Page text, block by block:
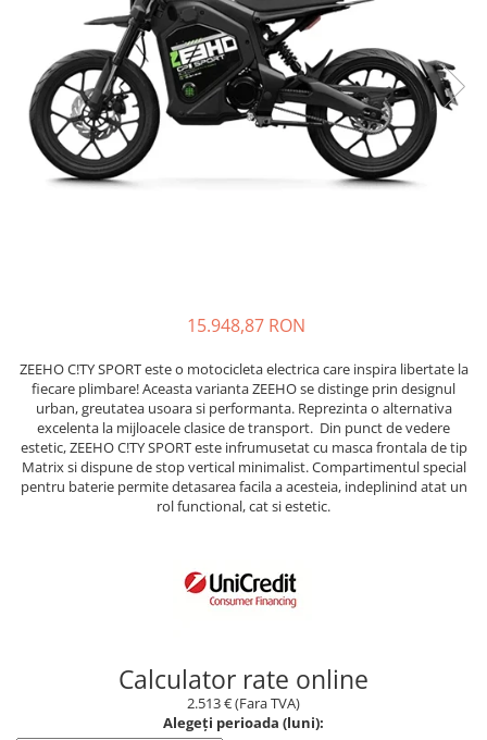
GOES MY 2026
MODEL ATV CAN-AM
Can-Am Outlander
Can-Am Renegade
CAN-AM MY 2026
Capacitate
Ochelari
Manusi
Tricouri
Pantaloni
Borseta
Casti
Manusi
Tricouri
Pantaloni
Set Complet
ACCESORII MOTO
ACCESORII IARNA ATV / SSV
SUPORT SKIJET
ACCESORII ATV
ANVELOPE ATV
BULLBAR SSV
15.948,87 RON
ZEEHO C!TY SPORT este o motocicleta electrica care inspira libertate la
fiecare plimbare! Aceasta varianta ZEEHO se distinge prin designul
urban, greutatea usoara si performanta. Reprezinta o alternativa
excelenta la mijloacele clasice de transport. Din punct de vedere
estetic, ZEEHO C!TY SPORT este infrumusetat cu masca frontala de tip
Matrix si dispune de stop vertical minimalist. Compartimentul special
pentru baterie permite detasarea facila a acesteia, indeplinind atat un
rol functional, cat si estetic.
Calculator rate online
2.513 € (Fara TVA)
Alegeți perioada (luni):